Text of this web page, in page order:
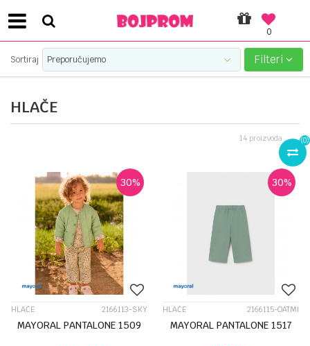
0
KARTICAMA!
PLATI UNICREDIT
(0)
HLAČE
Sortiraj Filteri
14 proizvoda
30%
HLAČE 2166113-SKY
MAYORAL PANTALONE 1509
30%
HLAČE 2166115-OATMI
MAYORAL PANTALONE 1517